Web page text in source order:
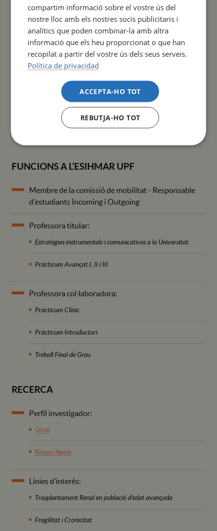
Doctoranda del Programa Cures Integrals i Serveis
de Salut (Universitat de Lleida)
Màster Universitari Oficial en Recerca i Innovació en
Cures Infermeres (Universitat Autònoma de
Barcelona)
Diplomatura en Infermeria (Escola Superior
d'Infermeria del Mar, adscrita a la Universitat de
FUNCIONS A L’ESIHMAR UPF
Membre de la comissió de mobilitat - Responsable
d'estudiants Incoming i Outgoing
Professora titular:
Estratègies instrumentals i comunicatives a la Universitat
Pràcticum Avançat I, II i III
Professora col·laboradora:
Pràcticum Clínic
Pràcticum Introductori
Treball Final de Grau
RECERCA
Perfil investigador:
Orcid
Researchgate
Línies d’interès:
Trasplantament Renal en població d'edat avançada
Fragilitat i Cronicitat
compartim informació sobre el vostre ús del
nostre lloc amb els nostres socis publicitaris i
analítics que poden combinar-la amb altra
informació que els heu proporcionat o que han
recopilat a partir del vostre ús dels seus serveis.
Política de privacidad
ACCEPTA-HO TOT
REBUTJA-HO TOT